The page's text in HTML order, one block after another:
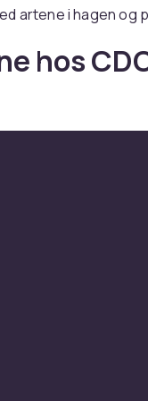
artene i hagen og
hos